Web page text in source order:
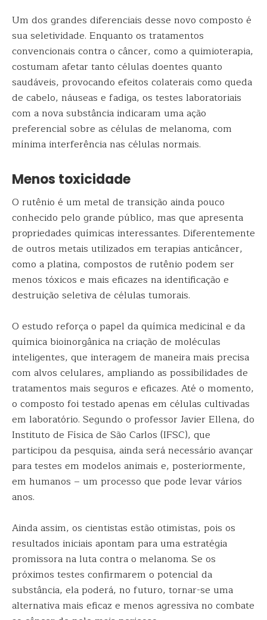
Um dos grandes diferenciais desse novo composto é
sua seletividade. Enquanto os tratamentos
convencionais contra o câncer, como a quimioterapia,
costumam afetar tanto células doentes quanto
saudáveis, provocando efeitos colaterais como queda
de cabelo, náuseas e fadiga, os testes laboratoriais
com a nova substância indicaram uma ação
preferencial sobre as células de melanoma, com
mínima interferência nas células normais.
Menos toxicidade
O rutênio é um metal de transição ainda pouco
conhecido pelo grande público, mas que apresenta
propriedades químicas interessantes. Diferentemente
de outros metais utilizados em terapias anticâncer,
como a platina, compostos de rutênio podem ser
menos tóxicos e mais eficazes na identificação e
destruição seletiva de células tumorais.
O estudo reforça o papel da química medicinal e da
química bioinorgânica na criação de moléculas
inteligentes, que interagem de maneira mais precisa
com alvos celulares, ampliando as possibilidades de
tratamentos mais seguros e eficazes. Até o momento,
o composto foi testado apenas em células cultivadas
em laboratório. Segundo o professor Javier Ellena, do
Instituto de Física de São Carlos (IFSC), que
participou da pesquisa, ainda será necessário avançar
para testes em modelos animais e, posteriormente,
em humanos – um processo que pode levar vários
anos.
Ainda assim, os cientistas estão otimistas, pois os
resultados iniciais apontam para uma estratégia
promissora na luta contra o melanoma. Se os
próximos testes confirmarem o potencial da
substância, ela poderá, no futuro, tornar-se uma
alternativa mais eficaz e menos agressiva no combate